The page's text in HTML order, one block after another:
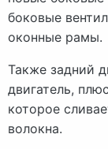
боковые
оконные рамы.
Также задний
двигатель,
которое
волокна.